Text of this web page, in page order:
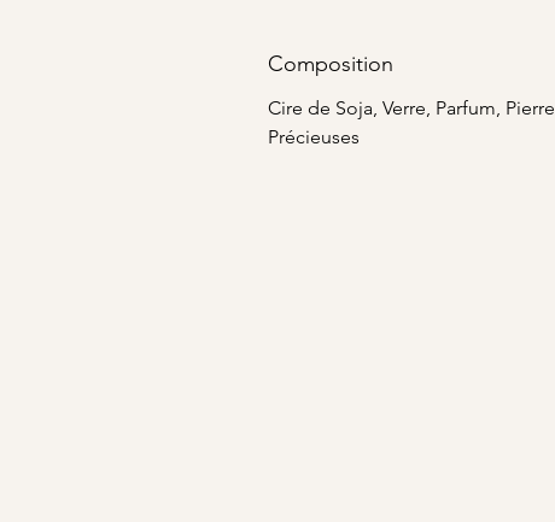
Composition
Cire de Soja, Verre, Parfum, Pierre
Précieuses